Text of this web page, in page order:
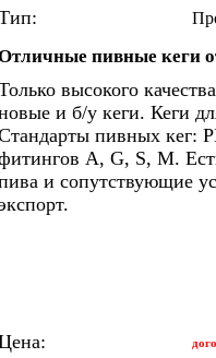
пивные кеги
высокого
и б/у кеги. Кеги
пивных кег:
А, G, S, M.
и сопутствующие